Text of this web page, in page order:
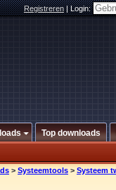
Registreren|Login:
Top downloads
> Systeemtools > Systeem